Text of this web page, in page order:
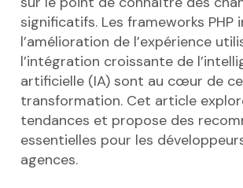
significatifs. Les frameworks PHP
l’amélioration de l’expérience
l’intégration croissante de
artificielle (IA) sont au cœur de
transformation. Cet article
tendances et propose des
essentielles pour les
agences.